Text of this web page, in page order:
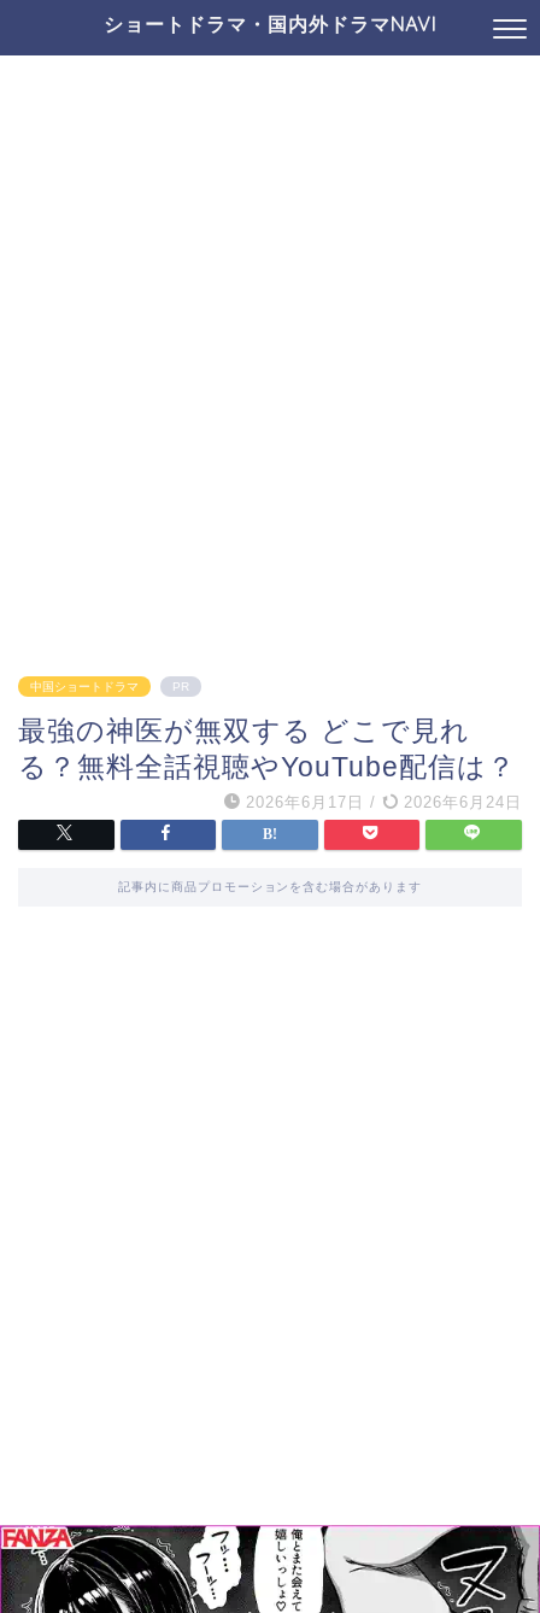
ショートドラマ・国内外ドラマNAVI
中国ショートドラマ PR
最強の神医が無双する どこで見れ
る？無料全話視聴やYouTube配信は？
2026年6月17日 / 2026年6月24日
記事内に商品プロモーションを含む場合があります